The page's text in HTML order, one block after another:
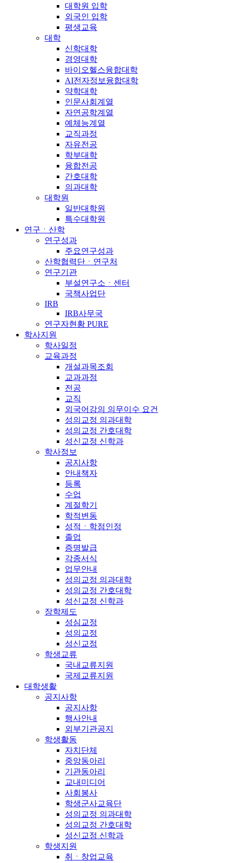
대학원 입학
외국인 입학
평생교육
대학
신학대학
경영대학
바이오헬스융합대학
AI전자정보융합대학
약학대학
인문사회계열
자연공학계열
예체능계열
교직과정
자유전공
학부대학
융합전공
간호대학
의과대학
대학원
일반대학원
특수대학원
연구ㆍ산학
연구성과
주요연구성과
산학협력단ㆍ연구처
연구기관
부설연구소ㆍ센터
국책사업단
IRB
IRB사무국
연구자현황 PURE
학사지원
학사일정
교육과정
개설과목조회
교과과정
전공
교직
외국어강의 의무이수 요건
성의교정 의과대학
성의교정 간호대학
성신교정 신학과
학사정보
공지사항
안내책자
등록
수업
계절학기
학적변동
성적ㆍ학점인정
졸업
증명발급
각종서식
업무안내
성의교정 의과대학
성의교정 간호대학
성신교정 신학과
장학제도
성심교정
성의교정
성신교정
학생교류
국내교류지원
국제교류지원
대학생활
공지사항
공지사항
행사안내
외부기관공지
학생활동
자치단체
중앙동아리
기관동아리
교내미디어
사회봉사
학생군사교육단
성의교정 의과대학
성의교정 간호대학
성신교정 신학과
학생지원
취ㆍ창업교육